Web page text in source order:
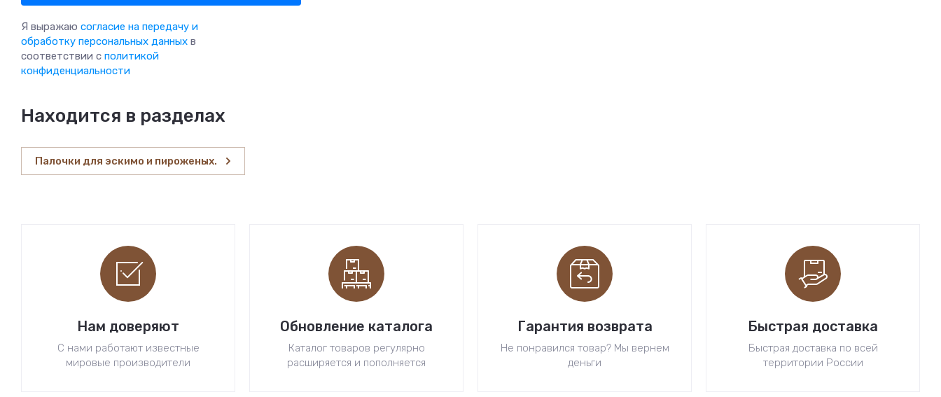
Я выражаю согласие на передачу и
обработку персональных данных в
соответствии с политикой
конфиденциальности
Находится в разделах
Палочки для эскимо и пироженых.
Нам доверяют
С нами работают известные
мировые производители
Обновление каталога
Каталог товаров регулярно
расширяется и пополняется
Гарантия возврата
Не понравился товар? Мы вернем
деньги
Быстрая доставка
Быстрая доставка по всей
территории России